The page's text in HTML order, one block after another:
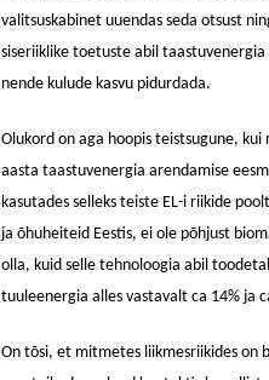
valitsuskabinet uuendas seda otsust
siseriiklike toetuste abil
nende kulude kasvu pidurdada.
Olukord on aga hoopis teistsugune,
aasta taastuvenergia arendamise
kasutades selleks teiste EL-i riikide
ja õhuheiteid Eestis, ei ole põhjust
olla, kuid selle tehnoloogia abil
tuuleenergia alles vastavalt ca 14% ja
On tõsi, et mitmetes liikmesriikides on